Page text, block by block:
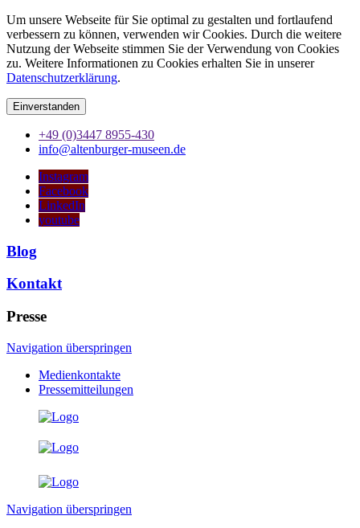
Um unsere Webseite für Sie optimal zu gestalten und fortlaufend
verbessern zu können, verwenden wir Cookies. Durch die weitere
Nutzung der Webseite stimmen Sie der Verwendung von Cookies
zu. Weitere Informationen zu Cookies erhalten Sie in unserer
Datenschutzerklärung.
Einverstanden
+49 (0)3447 8955-430
info@altenburger-museen.de
Instagram
Facebook
LinkedIn
youtube
Blog
Kontakt
Presse
Navigation überspringen
Medienkontakte
Pressemitteilungen
Navigation überspringen